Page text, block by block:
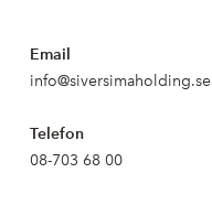
Email
info@siversimaholding.se
Telefon
08-703 68 00